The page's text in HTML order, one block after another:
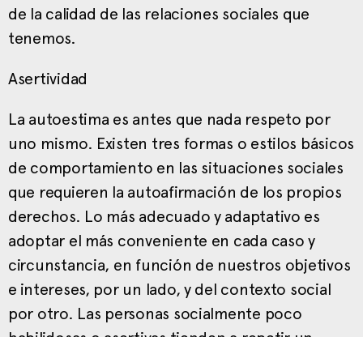
de la calidad de las relaciones sociales que
tenemos.
Asertividad
La autoestima es antes que nada respeto por
uno mismo. Existen tres formas o estilos básicos
de comportamiento en las situaciones sociales
que requieren la autoafirmación de los propios
derechos. Lo más adecuado y adaptativo es
adoptar el más conveniente en cada caso y
circunstancia, en función de nuestros objetivos
e intereses, por un lado, y del contexto social
por otro. Las personas socialmente poco